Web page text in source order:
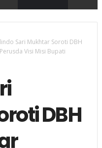
Sari Mukhtar Soroti DBH
Visi Misi Bupati
DBH